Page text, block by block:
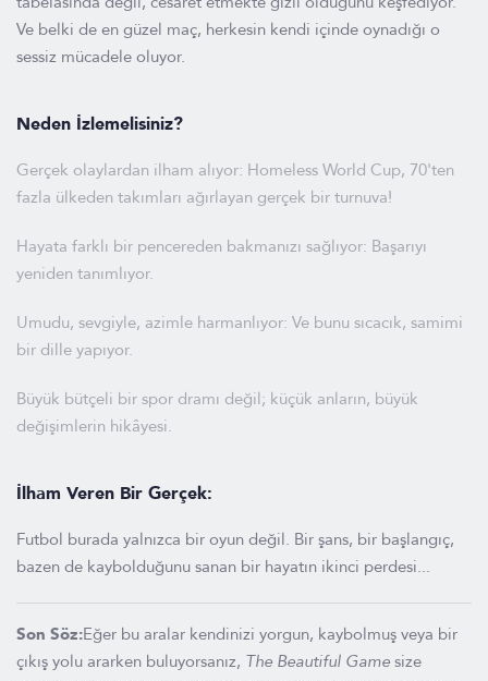
Ve belki de en güzel maç, herkesin kendi içinde oynadığı o
sessiz mücadele oluyor.
Neden İzlemelisiniz?
Gerçek olaylardan ilham alıyor: Homeless World Cup, 70'ten
fazla ülkeden takımları ağırlayan gerçek bir turnuva!
Hayata farklı bir pencereden bakmanızı sağlıyor: Başarıyı
yeniden tanımlıyor.
Umudu, sevgiyle, azimle harmanlıyor: Ve bunu sıcacık, samimi
bir dille yapıyor.
Büyük bütçeli bir spor dramı değil; küçük anların, büyük
değişimlerin hikâyesi.
İlham Veren Bir Gerçek:
Futbol burada yalnızca bir oyun değil. Bir şans, bir başlangıç,
bazen de kaybolduğunu sanan bir hayatın ikinci perdesi...
Son Söz:Eğer bu aralar kendinizi yorgun, kaybolmuş veya bir
çıkış yolu ararken buluyorsanız, The Beautiful Game size